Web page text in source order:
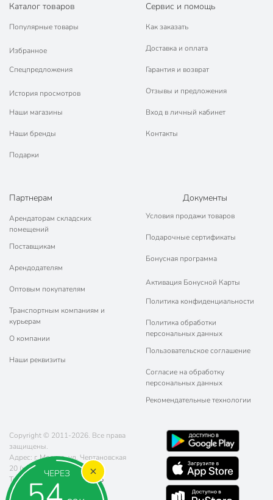
ЧЕРЕЗ
Каталог товаров
Популярные товары
Избранное
Спецпредложения
История просмотров
Наши магазины
Наши бренды
Подарки
Сервис и помощь
Как заказать
Доставка и оплата
Гарантия и возврат
Отзывы и предложения
Вход в личный кабинет
Контакты
Партнерам
Арендаторам складских
помещений
Поставщикам
Арендодателям
Оптовым покупателям
Транспортным компаниям и
курьерам
О компании
Наши реквизиты
Документы
Условия продажи товаров
Подарочные сертификаты
Бонусная программа
Активация Бонусной Карты
Политика конфиденциальности
Политика обработки
персональных данных
Пользовательское соглашение
Согласие на обработку
персональных данных
Рекомендательные технологии
Copyright © 2011-2026. Все права
защищены.
Адрес: г. Москва, ул. Чертановская
20 (метро Южная)
Телефон:
8 (800) 770-77-06
Почта:sales@poryadok.ru